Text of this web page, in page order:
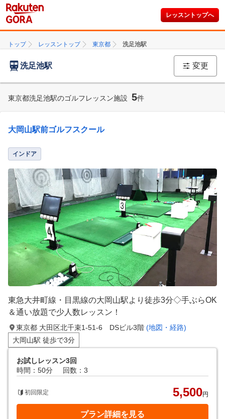
レッスントップへ
トップ レッスントップ 東京都 洗足池駅
洗足池駅 変更
東京都洗足池駅のゴルフレッスン施設 5件
大岡山駅前ゴルフスクール
インドア
東急大井町線・目黒線の大岡山駅より徒歩3分◇手ぶらOK
＆通い放題で少人数レッスン！
東京都 大田区北千束1-51-6 DSビル3階 (地図・経路)
大岡山駅 徒歩で3分
お試しレッスン3回
時間：50分
回数：3
初回限定 5,500円
プラン詳細を見る